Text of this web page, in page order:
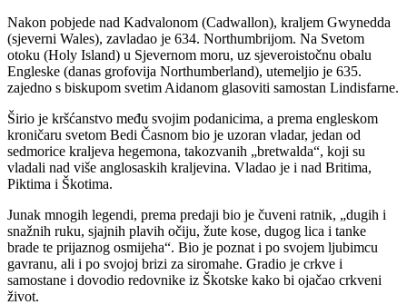
Nakon pobjede nad Kadvalonom (Cadwallon), kraljem Gwynedda
(sjeverni Wales), zavladao je 634. Northumbrijom. Na Svetom
otoku (Holy Island) u Sjevernom moru, uz sjeveroistočnu obalu
Engleske (danas grofovija Northumberland), utemeljio je 635.
zajedno s biskupom svetim Aidanom glasoviti samostan Lindisfarne.
Širio je kršćanstvo među svojim podanicima, a prema engleskom
kroničaru svetom Bedi Časnom bio je uzoran vladar, jedan od
sedmorice kraljeva hegemona, takozvanih „bretwalda“, koji su
vladali nad više anglosaskih kraljevina. Vladao je i nad Britima,
Piktima i Škotima.
Junak mnogih legendi, prema predaji bio je čuveni ratnik, „dugih i
snažnih ruku, sjajnih plavih očiju, žute kose, dugog lica i tanke
brade te prijaznog osmijeha“. Bio je poznat i po svojem ljubimcu
gavranu, ali i po svojoj brizi za siromahe. Gradio je crkve i
samostane i dovodio redovnike iz Škotske kako bi ojačao crkveni
život.